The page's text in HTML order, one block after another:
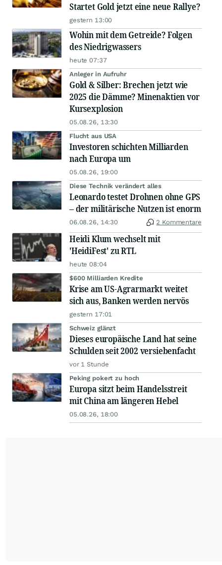
Startet Gold jetzt eine neue Rallye?
gestern 13:00
Wohin mit dem Getreide? Folgen
des Niedrigwassers
heute 07:37
Anleger in Aufruhr
Gold & Silber: Brechen jetzt wie
2025 die Dämme? Minenaktien vor
Kursexplosion
05.08.26, 13:30
Flucht aus USA
Investoren schichten Milliarden
nach Europa um
05.08.26, 19:00
Diese Technik verändert alles
Leonardo testet Drohnen ohne GPS
– der militärische Nutzen ist enorm
06.08.26, 14:30 2 Kommentare
Heidi Klum wechselt mit
'HeidiFest' zu RTL
heute 08:04
$600 Milliarden Kredite
Krise am US-Agrarmarkt weitet
sich aus, Banken werden nervös
gestern 17:01
Schweiz glänzt
Dieses europäische Land hat seine
Schulden seit 2002 versiebenfacht
vor 1 Stunde
Peking pokert zu hoch
Europa sitzt beim Handelsstreit
mit China am längeren Hebel
05.08.26, 18:00